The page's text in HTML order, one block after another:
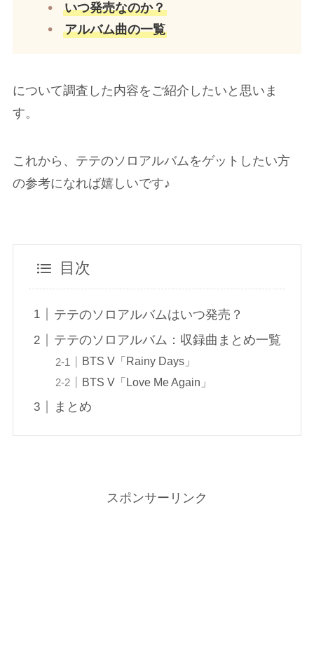
いつ発売なのか？
アルバム曲の一覧
について調査した内容をご紹介したいと思いま
す。
これから、テテのソロアルバムをゲットしたい方
の参考になれば嬉しいです♪
目次
テテのソロアルバムはいつ発売？
テテのソロアルバム：収録曲まとめ一覧
BTS V「Rainy Days」
BTS V「Love Me Again」
まとめ
スポンサーリンク